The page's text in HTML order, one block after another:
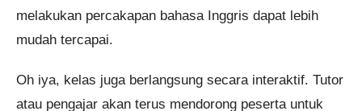
melakukan percakapan bahasa Inggris dapat lebih
mudah tercapai.
Oh iya, kelas juga berlangsung secara interaktif. Tutor
atau pengajar akan terus mendorong peserta untuk